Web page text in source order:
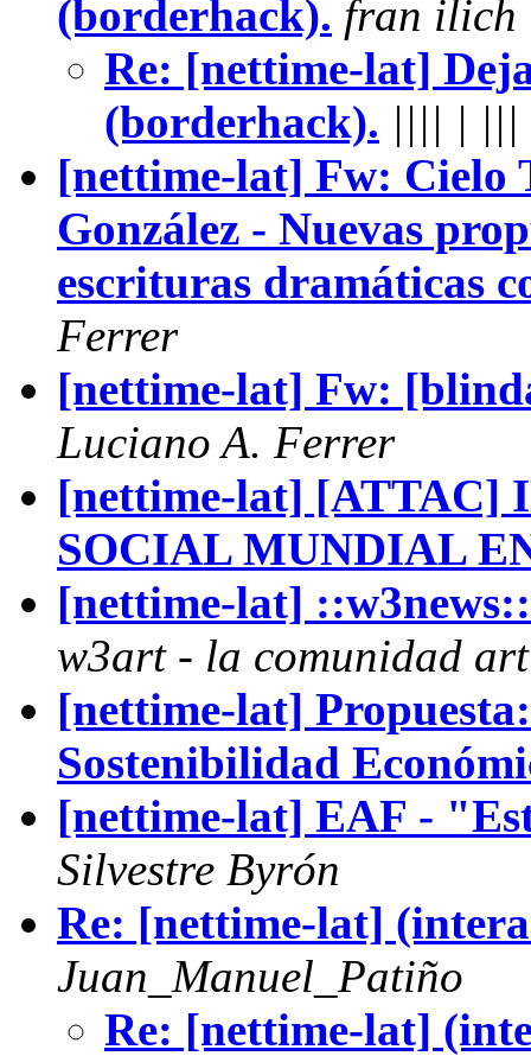
(borderhack). fran ilich
Re: [nettime-lat]
(borderhack). |||| |
[nettime-lat] Fw: Cielo
González - Nuevas
escrituras dramáticas
Ferrer
[nettime-lat] Fw:
Luciano A. Ferrer
[nettime-lat] [ATTAC]
SOCIAL MUNDIAL
[nettime-lat]
w3art - la comunidad
[nettime-lat]
Sostenibilidad
[nettime-lat] EAF -
Silvestre Byrón
Re: [nettime-lat]
Juan_Manuel_Patiño
Re: [nettime-lat]